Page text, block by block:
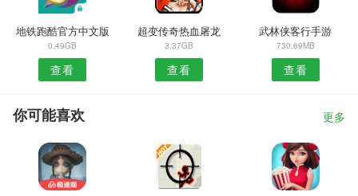
地铁跑酷官方中文版
0.49GB
查看
超变传奇热血屠龙
3.37GB
查看
武林侠客行手游
730.69MB
查看
你可能喜欢 更多